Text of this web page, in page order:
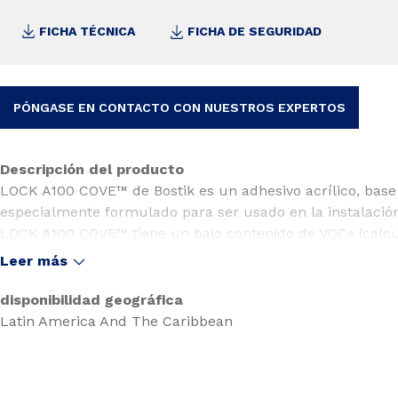
FICHA TÉCNICA FICHA DE SEGURIDAD
PÓNGASE EN CONTACTO CON NUESTROS EXPERTOS
Descripción del producto
LOCK A100 COVE™ de Bostik es un adhesivo acrílico,
especialmente formulado para ser usado en la
LOCK A100 COVE™ tiene un bajo contenido de VOCs
SCAQMD). Brinda un fuerte agarre inicial aún y cuando el
A100 COVE™ ha sido desarrollado para contar una
aplicación, incluyendo: excelente manejabilidad con la
Leer más
disponibilidad geográfica
Latin America And The Caribbean